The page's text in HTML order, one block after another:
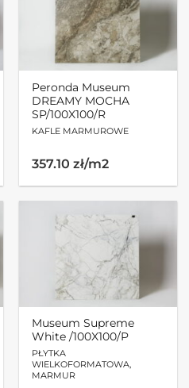
Peronda Museum
DREAMY MOCHA
SP/100X100/R
KAFLE MARMUROWE
357.10 zł/m2
Museum Supreme
White /100X100/P
PŁYTKA
WIELKOFORMATOWA,
MARMUR